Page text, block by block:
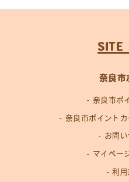
SITE
奈良市
奈良市ポ
奈良市ポイント
お問
マイペー
利用